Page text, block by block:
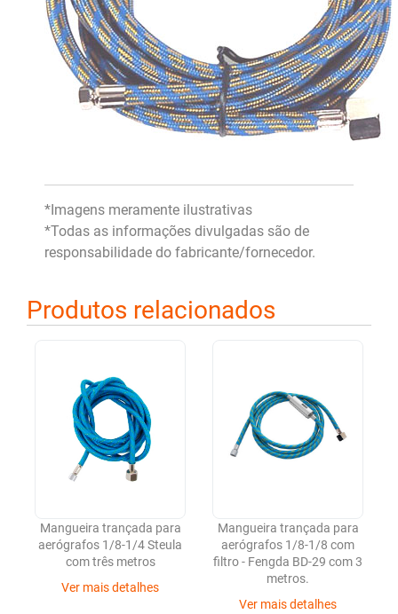
*Imagens meramente ilustrativas
*Todas as informações divulgadas são de
responsabilidade do fabricante/fornecedor.
Produtos relacionados
Mangueira trançada para
aerógrafos 1/8-1/4 Steula
com três metros
Ver mais detalhes
Mangueira trançada para
aerógrafos 1/8-1/8 com
filtro - Fengda BD-29 com 3
metros.
Ver mais detalhes